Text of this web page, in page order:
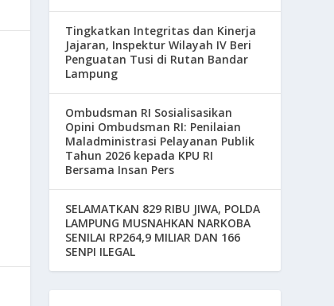
Tingkatkan Integritas dan Kinerja
Jajaran, Inspektur Wilayah IV Beri
Penguatan Tusi di Rutan Bandar
Lampung
Ombudsman RI Sosialisasikan
Opini Ombudsman RI: Penilaian
Maladministrasi Pelayanan Publik
Tahun 2026 kepada KPU RI
Bersama Insan Pers
SELAMATKAN 829 RIBU JIWA, POLDA
LAMPUNG MUSNAHKAN NARKOBA
SENILAI RP264,9 MILIAR DAN 166
SENPI ILEGAL